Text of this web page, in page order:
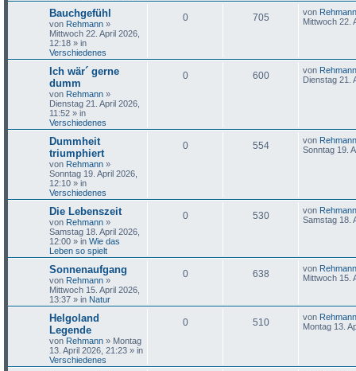
Bauchgefühl
von Rehmann »
Mittwoch 22. April 2026,
12:18 » in
Verschiedenes
0 705 von Rehmann
Mittwoch 22.
Ich wär´ gerne
dumm
von Rehmann »
Dienstag 21. April 2026,
11:52 » in
Verschiedenes
0 600 von Rehmann
Dienstag 21.
Dummheit
triumphiert
von Rehmann »
Sonntag 19. April 2026,
12:10 » in
Verschiedenes
0 554 von Rehmann
Sonntag 19.
Die Lebenszeit
von Rehmann »
Samstag 18. April 2026,
12:00 » in Wie das
Leben so spielt
0 530 von Rehmann
Samstag 18.
Sonnenaufgang
von Rehmann »
Mittwoch 15. April 2026,
13:37 » in Natur
0 638 von Rehmann
Mittwoch 15.
Helgoland
Legende
von Rehmann » Montag
13. April 2026, 21:23 » in
Verschiedenes
0 510 von Rehmann
Montag 13.